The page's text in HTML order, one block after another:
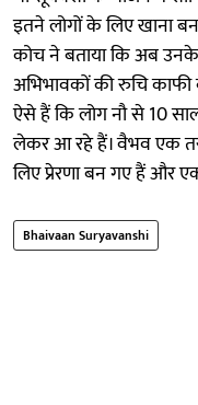
इतने लोगों के लिए खाना
कोच ने बताया कि अब
अभिभावकों की रुचि
ऐसे हैं कि लोग नौ से 10
लेकर आ रहे हैं। वैभव एक
लिए प्रेरणा बन गए हैं और
Bhaivaan Suryavanshi